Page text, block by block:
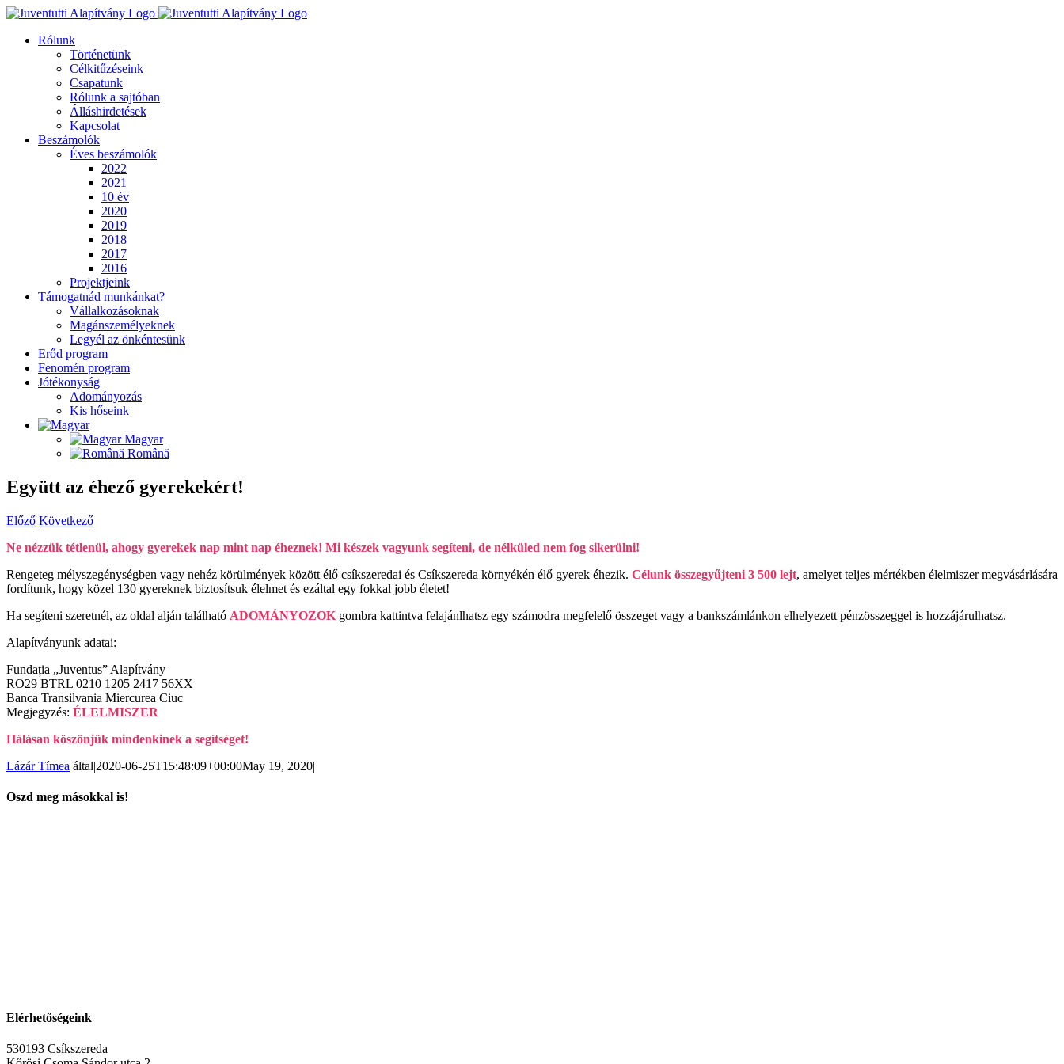
Kihagyás
Rólunk
Történetünk
Célkitűzéseink
Csapatunk
Rólunk a sajtóban
Álláshirdetések
Kapcsolat
Beszámolók
Éves beszámolók
2022
2021
10 év
2020
2019
2018
2017
2016
Projektjeink
Támogatnád munkánkat?
Vállalkozásoknak
Magánszemélyeknek
Legyél az önkéntesünk
Erőd program
Fenomén program
Jótékonyság
Adományozás
Kis hőseink
Magyar
Română
Együtt az éhező gyerekekért!
Előző Következő
Ne nézzük tétlenül, ahogy gyerekek nap mint nap éheznek! Mi készek vagyunk segíteni, de nélküled nem fog sikerülni!
Rengeteg mélyszegénységben vagy nehéz körülmények között élő csíkszeredai és Csíkszereda környékén élő gyerek éhezik. Célunk összegyűjteni 3 500 lejt, amelyet teljes mértékben élelmiszer megvásárlására
fordítunk, hogy közel 130 gyereknek biztosítsuk élelmet és ezáltal egy fokkal jobb életet!
Ha segíteni szeretnél, az oldal alján található ADOMÁNYOZOK gombra kattintva felajánlhatsz egy számodra megfelelő összeget vagy a bankszámlánkon elhelyezett pénzösszeggel is hozzájárulhatsz.
Alapítványunk adatai:
Fundația „Juventus” Alapítvány
RO29 BTRL 0210 1205 2417 56XX
Banca Transilvania Miercurea Ciuc
Megjegyzés: ÉLELMISZER
Hálásan köszönjük mindenkinek a segítséget!
Lázár Tímea által|2020-06-25T15:48:09+00:00May 19, 2020|
Oszd meg másokkal is!
Elérhetőségeink
530193 Csíkszereda